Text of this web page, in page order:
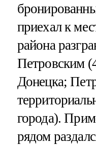
приехал к
района
Петровским
Донецка;
города).
рядом